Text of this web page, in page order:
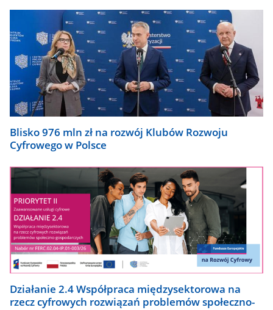
Blisko 976 mln zł na rozwój Klubów Rozwoju
Cyfrowego w Polsce
Działanie 2.4 Współpraca międzysektorowa na
rzecz cyfrowych rozwiązań problemów społeczno-